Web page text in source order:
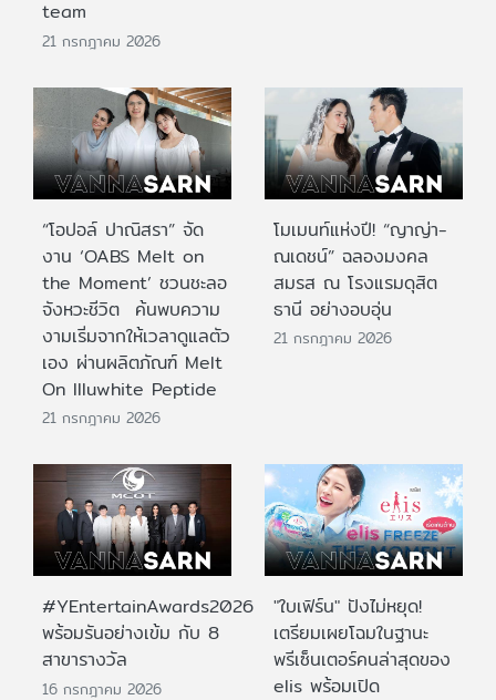
team
21 กรกฎาคม 2026
“โอปอล์ ปาณิสรา” จัด
งาน ‘OABS Melt on
the Moment’ ชวนชะลอ
จังหวะชีวิต ค้นพบความ
งามเริ่มจากให้เวลาดูแลตัว
เอง ผ่านผลิตภัณฑ์ Melt
On Illuwhite Peptide
21 กรกฎาคม 2026
โมเมนท์แห่งปี! “ญาญ่า-
ณเดชน์” ฉลองมงคล
สมรส ณ โรงแรมดุสิต
ธานี อย่างอบอุ่น
21 กรกฎาคม 2026
#YEntertainAwards2026
พร้อมรันอย่างเข้ม กับ 8
สาขารางวัล
16 กรกฎาคม 2026
"ใบเฟิร์น" ปังไม่หยุด!
เตรียมเผยโฉมในฐานะ
พรีเซ็นเตอร์คนล่าสุดของ
elis พร้อมเปิด